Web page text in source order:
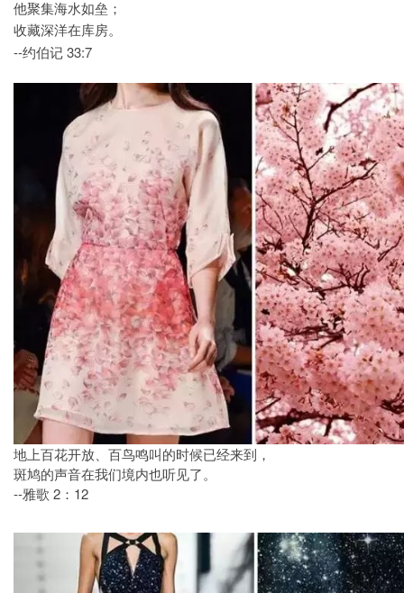
他聚集海水如垒；
收藏深洋在库房。
--约伯记 33:7
地上百花开放、百鸟鸣叫的时候已经来到，
斑鸠的声音在我们境内也听见了。
--雅歌 2：12